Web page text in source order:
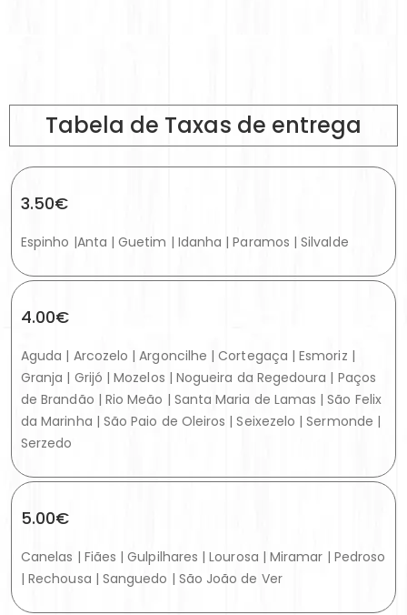
Tabela de Taxas de entrega
3.50€
Espinho |Anta | Guetim | Idanha | Paramos | Silvalde
4.00€
Aguda | Arcozelo | Argoncilhe | Cortegaça | Esmoriz |
Granja | Grijó | Mozelos | Nogueira da Regedoura | Paços
de Brandão | Rio Meão | Santa Maria de Lamas | São Felix
da Marinha | São Paio de Oleiros | Seixezelo | Sermonde |
Serzedo
5.00€
Canelas | Fiães | Gulpilhares | Lourosa | Miramar | Pedroso
| Rechousa | Sanguedo | São João de Ver